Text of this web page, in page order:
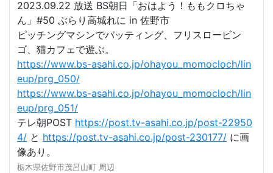
2023.09.22 放送 BS朝日「おはよう！ももクロちゃ
ん」#50 ぶらり高城れに in 佐野市
ピッチングマシンでバッティング、フリスロービン
ゴ、猫カフェで遊ぶ。
https://www.bs-asahi.co.jp/ohayou_momocloch/lin
eup/prg_050/
https://www.bs-asahi.co.jp/ohayou_momocloch/lin
eup/prg_051/
テレ朝POST https://post.tv-asahi.co.jp/post-22950
4/ と https://post.tv-asahi.co.jp/post-230177/ に画
像あり。
栃木県佐野市茂呂山町 周辺